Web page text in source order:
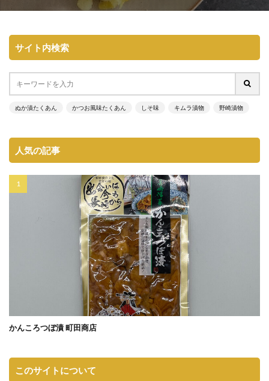
サイト内検索
ぬか漬たくあん かつお風味たくあん しそ味 キムラ漬物 野崎漬物
人気の記事
かんころつぼ漬 町田商店
このサイトについて